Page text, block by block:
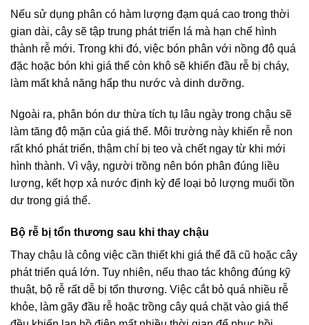
Nếu sử dụng phân có hàm lượng đạm quá cao trong thời
gian dài, cây sẽ tập trung phát triển lá mà hạn chế hình
thành rễ mới. Trong khi đó, việc bón phân với nồng độ quá
đặc hoặc bón khi giá thể còn khô sẽ khiến đầu rễ bị cháy,
làm mất khả năng hấp thu nước và dinh dưỡng.
Ngoài ra, phân bón dư thừa tích tụ lâu ngày trong chậu sẽ
làm tăng độ mặn của giá thể. Môi trường này khiến rễ non
rất khó phát triển, thậm chí bị teo và chết ngay từ khi mới
hình thành. Vì vậy, người trồng nên bón phân đúng liều
lượng, kết hợp xả nước định kỳ để loại bỏ lượng muối tồn
dư trong giá thể.
Bộ rễ bị tổn thương sau khi thay chậu
Thay chậu là công việc cần thiết khi giá thể đã cũ hoặc cây
phát triển quá lớn. Tuy nhiên, nếu thao tác không đúng kỹ
thuật, bộ rễ rất dễ bị tổn thương. Việc cắt bỏ quá nhiều rễ
khỏe, làm gãy đầu rễ hoặc trồng cây quá chặt vào giá thể